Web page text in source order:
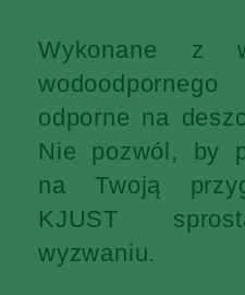
Wykonane z
odporne na
Nie pozwól, by
na Twoją
KJUST
wyzwaniu.